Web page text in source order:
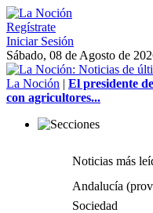
Regístrate
Iniciar Sesión
Sábado, 08 de Agosto de
La Noción | El presidente
con agricultores...
Noticias más
Andalucía
Sociedad